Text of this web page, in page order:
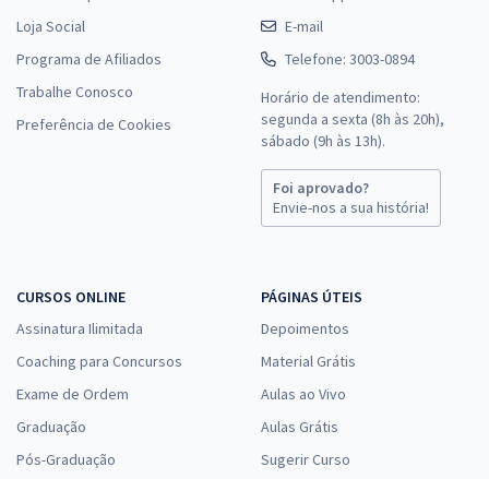
Loja Social
Programa de Afiliados
Trabalhe Conosco
Preferência de Cookies
E-mail
Telefone: 3003-0894
Horário de atendimento:
segunda a sexta (8h às 20h),
sábado (9h às 13h).
Foi aprovado?
Envie-nos a sua história!
CURSOS ONLINE
Assinatura Ilimitada
Coaching para Concursos
Exame de Ordem
Graduação
Pós-Graduação
PÁGINAS ÚTEIS
Depoimentos
Material Grátis
Aulas ao Vivo
Aulas Grátis
Sugerir Curso